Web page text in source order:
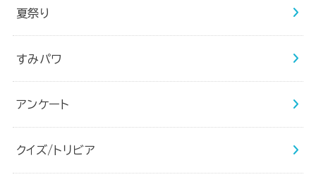
夏祭り
すみパワ
アンケート
クイズ/トリビア